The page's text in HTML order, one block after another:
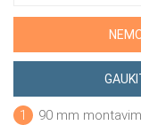
1
90 mm